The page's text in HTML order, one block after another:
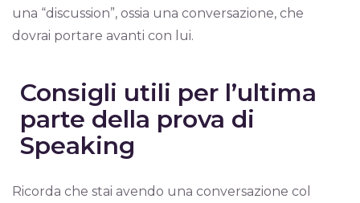
una “discussion”, ossia una conversazione, che
dovrai portare avanti con lui.
Consigli utili per l’ultima
parte della prova di
Speaking
Ricorda che stai avendo una conversazione col